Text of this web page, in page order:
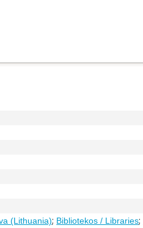
(Lithuania); Bibliotekos / Libraries;